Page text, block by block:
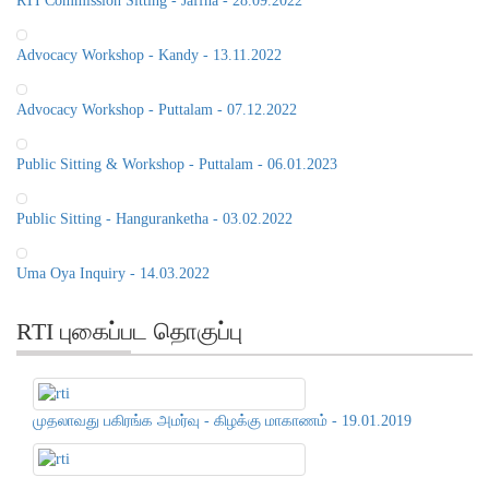
Advocacy Workshop - Kandy - 13.11.2022
Advocacy Workshop - Puttalam - 07.12.2022
Public Sitting & Workshop - Puttalam - 06.01.2023
Public Sitting - Hanguranketha - 03.02.2022
Uma Oya Inquiry - 14.03.2022
RTI புகைப்பட தொகுப்பு
முதலாவது பகிரங்க அமர்வு - கிழக்கு மாகாணம் - 19.01.2019